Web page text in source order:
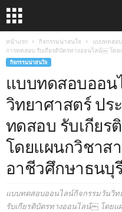
หน้าแรก กิจกรรมน่าสนใจ
แบบทดสอ
การทดสอบ รับเกียรติบัตรทางออนไลน์￼ โด
กิจกรรมน่าสนใจ
แบบทดสอบออน
วิทยาศาสตร์ ปร
ทดสอบ รับเกีย
โดยแผนกวิชาส
อาชีวศึกษาธนบุ
แบบทดสอบออนไลน์กิจกรรมวันวิท
รับเกียรติบัตรทางออนไลน์￼ โดย